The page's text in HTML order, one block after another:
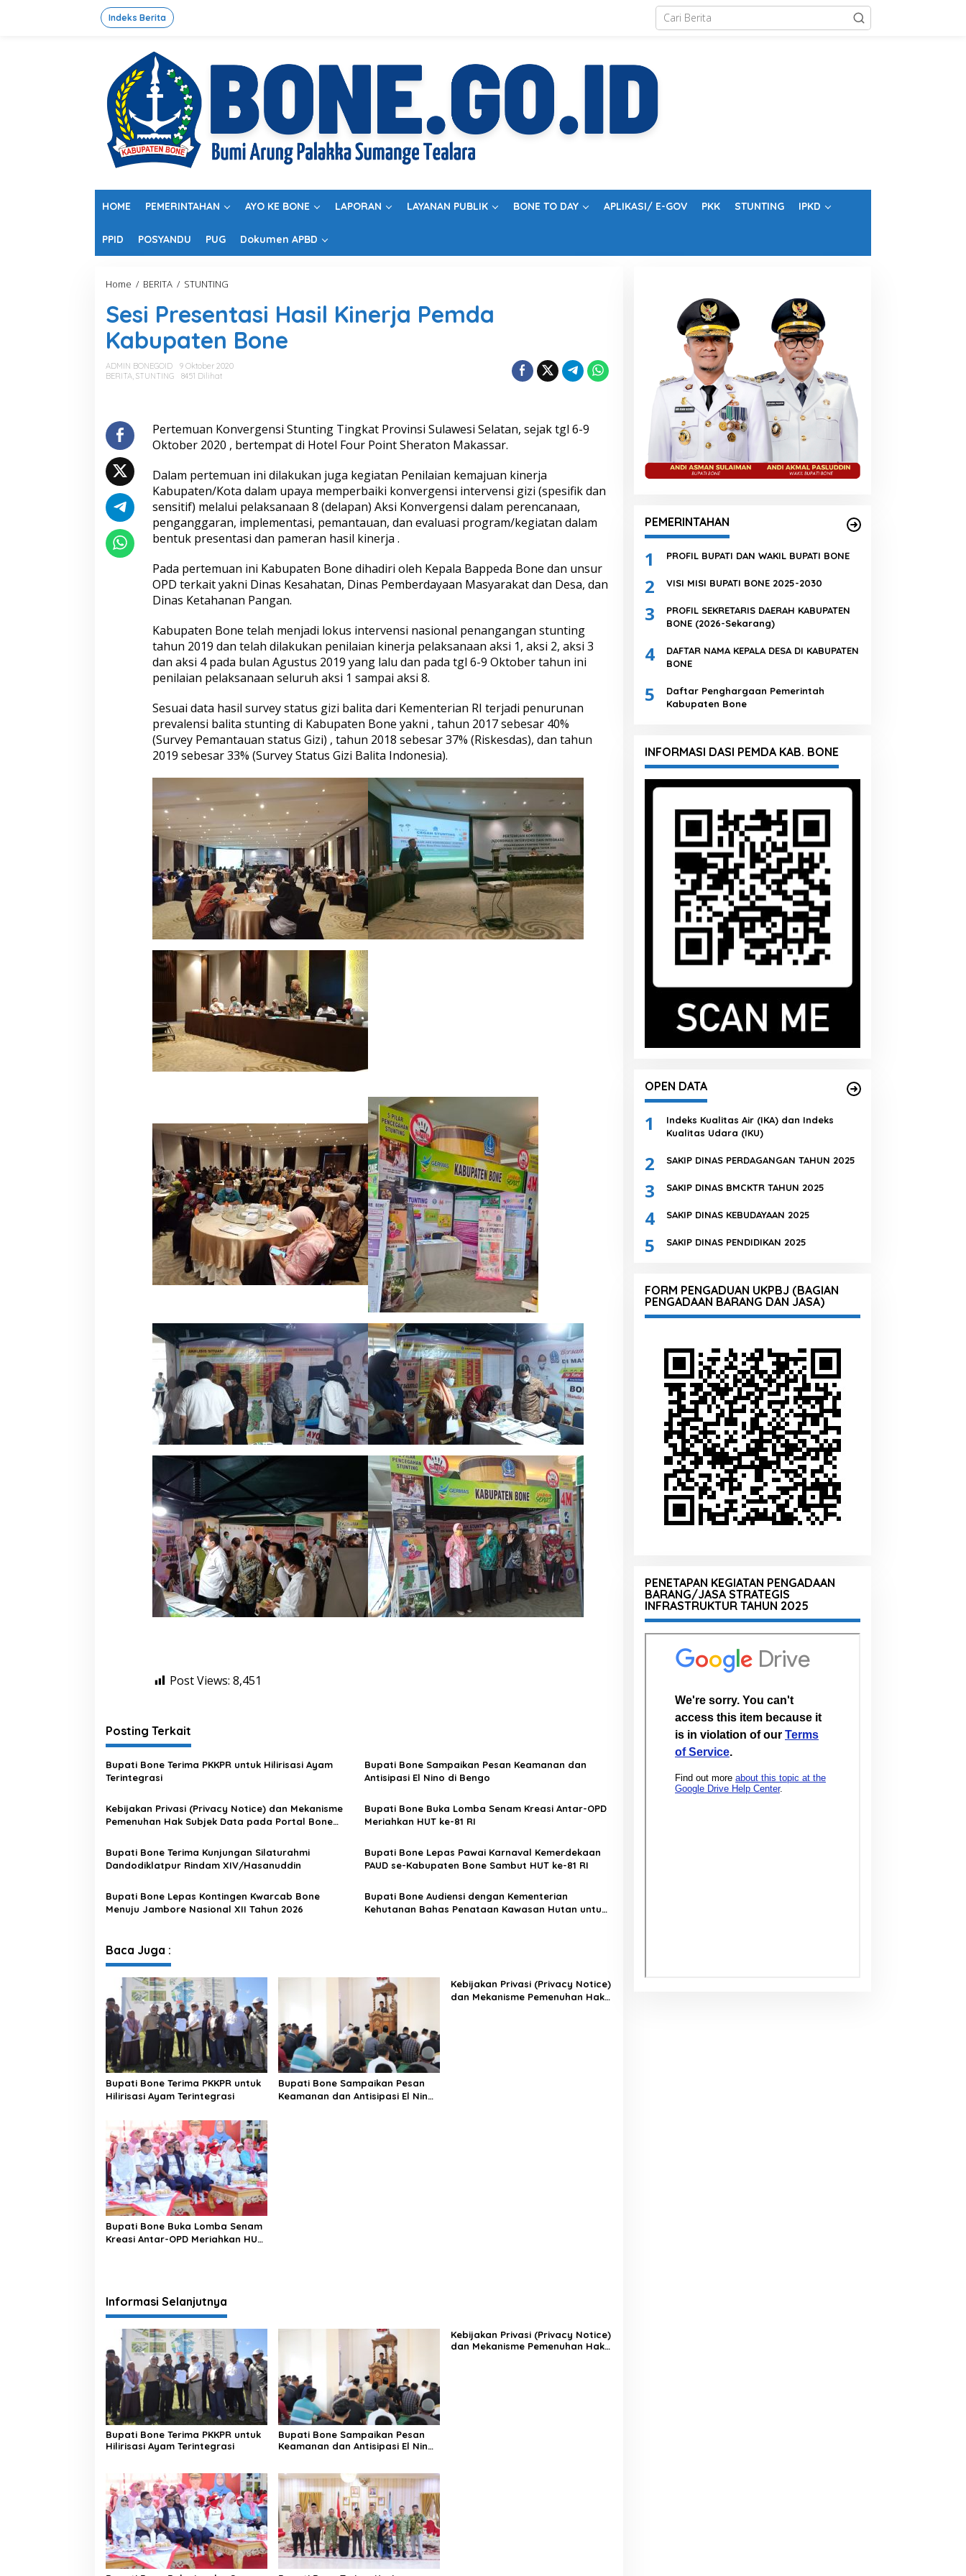
Indeks Berita
HOME PEMERINTAHAN AYO KE BONE LAPORAN LAYANAN PUBLIK BONE TO DAY APLIKASI/ E-GOV PKK STUNTING IPKD
PPID POSYANDU PUG Dokumen APBD
Home / BERITA / STUNTING
s
e
a
i
a
s
i
K
i
e
r
a
e
m
d
a
K
b
u
p
a
t
e
n
e
Sesi Presentasi Hasil Kinerja Pemda
Kabupaten Bone
ADMIN BONEGOID
9 Oktober 2020
BERITA, STUNTING 8451 Dilihat
Pertemuan Konvergensi Stunting Tingkat Provinsi Sulawesi Selatan, sejak tgl 6-9
Oktober 2020 , bertempat di Hotel Four Point Sheraton Makassar.
Dalam pertemuan ini dilakukan juga kegiatan Penilaian kemajuan kinerja
Kabupaten/Kota dalam upaya memperbaiki konvergensi intervensi gizi (spesifik dan
sensitif) melalui pelaksanaan 8 (delapan) Aksi Konvergensi dalam perencanaan,
penganggaran, implementasi, pemantauan, dan evaluasi program/kegiatan dalam
bentuk presentasi dan pameran hasil kinerja .
Pada pertemuan ini Kabupaten Bone dihadiri oleh Kepala Bappeda Bone dan unsur
OPD terkait yakni Dinas Kesahatan, Dinas Pemberdayaan Masyarakat dan Desa, dan
Dinas Ketahanan Pangan.
Kabupaten Bone telah menjadi lokus intervensi nasional penangangan stunting
tahun 2019 dan telah dilakukan penilaian kinerja pelaksanaan aksi 1, aksi 2, aksi 3
dan aksi 4 pada bulan Agustus 2019 yang lalu dan pada tgl 6-9 Oktober tahun ini
penilaian pelaksanaan seluruh aksi 1 sampai aksi 8.
Sesuai data hasil survey status gizi balita dari Kementerian RI terjadi penurunan
prevalensi balita stunting di Kabupaten Bone yakni , tahun 2017 sebesar 40%
(Survey Pemantauan status Gizi) , tahun 2018 sebesar 37% (Riskesdas), dan tahun
2019 sebesar 33% (Survey Status Gizi Balita Indonesia).
Post Views: 8,451
Posting Terkait
Bupati Bone Terima PKKPR untuk Hilirisasi Ayam
Terintegrasi
Bupati Bone Sampaikan Pesan Keamanan dan
Antisipasi El Nino di Bengo
Kebijakan Privasi (Privacy Notice) dan Mekanisme
Pemenuhan Hak Subjek Data pada Portal Bone
Bupati Bone Buka Lomba Senam Kreasi Antar-OPD
Meriahkan HUT ke-81 RI
Bupati Bone Terima Kunjungan Silaturahmi
Dandodiklatpur Rindam XIV/Hasanuddin
Bupati Bone Lepas Pawai Karnaval Kemerdekaan
PAUD se-Kabupaten Bone Sambut HUT ke-81 RI
Bupati Bone Lepas Kontingen Kwarcab Bone
Menuju Jambore Nasional XII Tahun 2026
Bupati Bone Audiensi dengan Kementerian
Kehutanan Bahas Penataan Kawasan Hutan untuk
Baca Juga :
Bupati Bone Terima PKKPR untuk
Hilirisasi Ayam Terintegrasi
Bupati Bone Sampaikan Pesan
Keamanan dan Antisipasi El Nino
Kebijakan Privasi (Privacy Notice)
dan Mekanisme Pemenuhan Hak
Bupati Bone Buka Lomba Senam
Kreasi Antar-OPD Meriahkan HUT
Informasi Selanjutnya
Bupati Bone Terima PKKPR untuk
Hilirisasi Ayam Terintegrasi
Bupati Bone Sampaikan Pesan
Keamanan dan Antisipasi El Nino
Kebijakan Privasi (Privacy Notice)
dan Mekanisme Pemenuhan Hak
PEMERINTAHAN
1 PROFIL BUPATI DAN WAKIL BUPATI BONE
2 VISI MISI BUPATI BONE 2025-2030
3
PROFIL SEKRETARIS DAERAH KABUPATEN
BONE (2026-Sekarang)
4
DAFTAR NAMA KEPALA DESA DI KABUPATEN
BONE
5
Daftar Penghargaan Pemerintah
Kabupaten Bone
INFORMASI DASI PEMDA KAB. BONE
OPEN DATA
1
Indeks Kualitas Air (IKA) dan Indeks
Kualitas Udara (IKU)
2 SAKIP DINAS PERDAGANGAN TAHUN 2025
3 SAKIP DINAS BMCKTR TAHUN 2025
4 SAKIP DINAS KEBUDAYAAN 2025
5 SAKIP DINAS PENDIDIKAN 2025
FORM PENGADUAN UKPBJ (BAGIAN
PENGADAAN BARANG DAN JASA)
PENETAPAN KEGIATAN PENGADAAN
BARANG/JASA STRATEGIS
INFRASTRUKTUR TAHUN 2025